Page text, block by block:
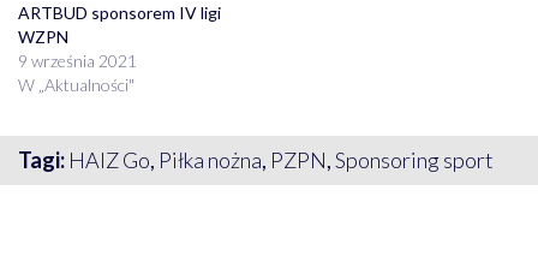
ARTBUD sponsorem IV ligi
WZPN
9 września 2021
W „Aktualności"
Tagi: HAIZ Go, Piłka nożna, PZPN,Sponsoring sport